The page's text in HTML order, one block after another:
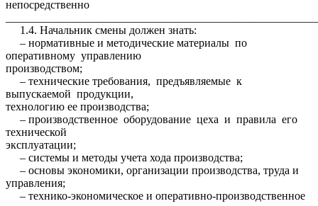
непосредственно
1.4. Начальник смены должен знать:
– нормативные и методические материалы по
оперативному управлению
производством;
– технические требования, предъявляемые к
выпускаемой продукции,
технологию ее производства;
– производственное оборудование цеха и правила его
технической
эксплуатации;
– системы и методы учета хода производства;
– основы экономики, организации производства, труда и
управления;
– технико-экономическое и оперативно-производственное